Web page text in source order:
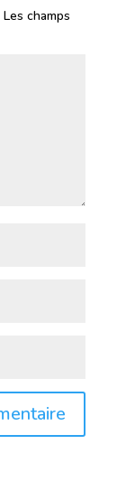
Les champs